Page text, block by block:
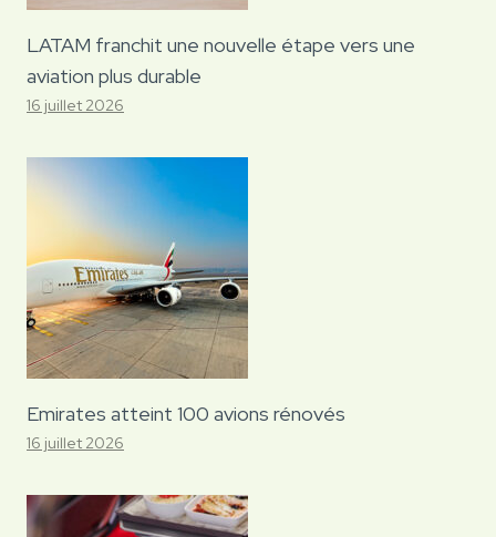
LATAM franchit une nouvelle étape vers une
aviation plus durable
16 juillet 2026
Emirates atteint 100 avions rénovés
16 juillet 2026